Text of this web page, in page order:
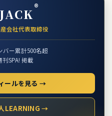
®
会社代表取締役
バー累計500名超
SPA! 掲載
ールを見る →
LEARNING →